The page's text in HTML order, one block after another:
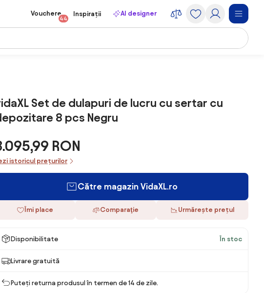
Vouchere
44
Inspirații AI designer
Set de dulapuri de lucru cu sertar cu
8 pcs Negru
RON
istoricul prețurilor
Către magazin VidaXL.ro
Îmi place Comparaţie Urmărește prețul
Disponibilitate În stoc
Livrare gratuită
Puteți returna produsul în termen de 14 de zile.